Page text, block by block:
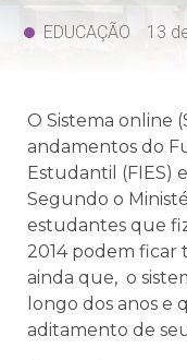
EDUCAÇÃO 13
O Sistema online
andamentos do
Estudantil (FIES)
Segundo o
estudantes que
2014 podem ficar
ainda que, o
longo dos anos e
aditamento de